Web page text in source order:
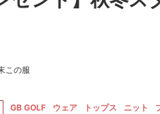
この服
GB GOLF ウェア トップス ニット